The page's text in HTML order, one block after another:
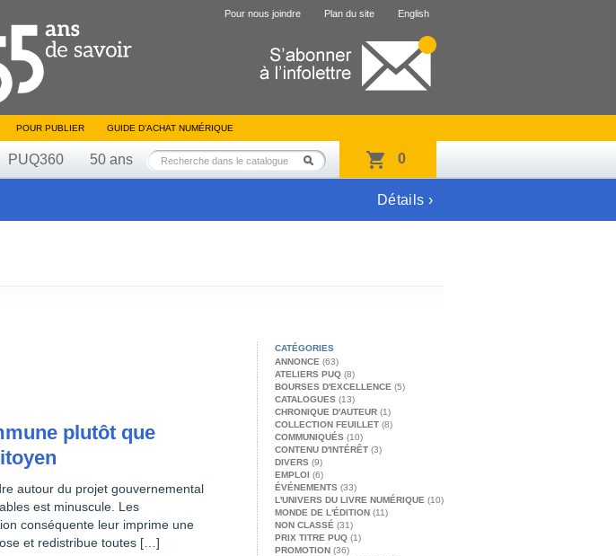
Pour nous joindre Plan du site English
POUR PUBLIER GUIDE D’ACHAT NUMÉRIQUE
PUQ360 50 ans 0
Détails ›
plutôt que
autour du projet gouvernemental
est minuscule. Les
conséquente leur imprime une
et redistribue toutes […]
CATÉGORIES
ANNONCE (63)
ATELIERS PUQ (8)
BOURSES D'EXCELLENCE (5)
CATALOGUES (13)
CHRONIQUE D'AUTEUR (1)
COLLECTION FEUILLET (8)
COMMUNIQUÉS (10)
CONTENU D'INTÉRÊT (3)
DIVERS (9)
EMPLOI (6)
ÉVÉNEMENTS (33)
L'UNIVERS DU LIVRE NUMÉRIQUE (10)
MONDE DE L'ÉDITION (11)
NON CLASSÉ (31)
PRIX TITRE PUQ (1)
PROMOTION (36)